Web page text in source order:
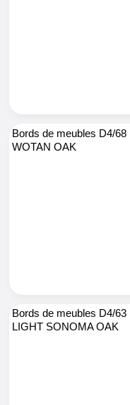
Bords de meubles D4/68
WOTAN OAK
Bords de meubles D4/63
LIGHT SONOMA OAK